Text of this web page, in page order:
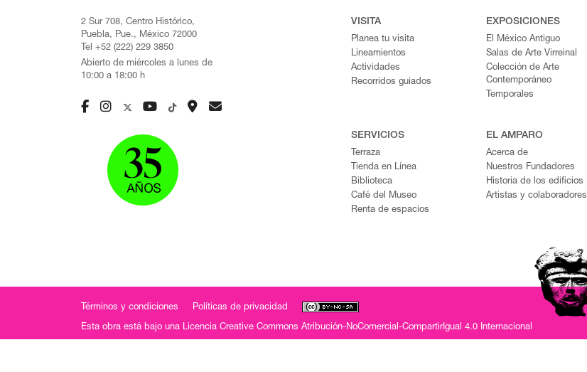
2 Sur 708, Centro Histórico,
Puebla, Pue., México 72000
Tel +52 (222) 229 3850
Abierto de miércoles a lunes de
10:00 a 18:00 h
VISITA
Planea tu visita
Lineamientos
Actividades
Recorridos guiados
EXPOSICIONES
El México Antiguo
Salas de Arte Virreinal
Colección de Arte
Contemporáneo
Temporales
SERVICIOS
Terraza
Tienda en Línea
Biblioteca
Café del Museo
Renta de espacios
EL AMPARO
Acerca de
Nuestros Fundadores
Historia de los edificios
Artistas y colaboradores
Términos y condiciones Políticas de privacidad
Esta obra está bajo una Licencia Creative Commons Atribución-NoComercial-CompartirIgual 4.0 Internacional